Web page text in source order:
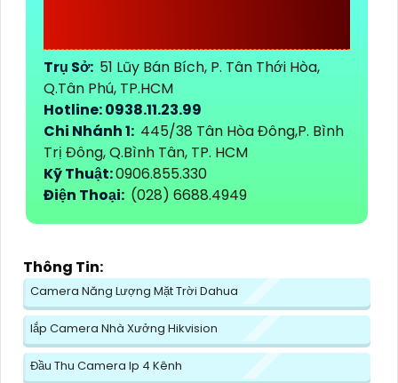
Trụ Sở: 51 Lũy Bán Bích, P. Tân Thới Hòa,
Q.Tân Phú, TP.HCM
Hotline: 0938.11.23.99
Chi Nhánh 1: 445/38 Tân Hòa Đông,P. Bình
Trị Đông, Q.Bình Tân, TP. HCM
Kỹ Thuật:0906.855.330
Điện Thoại: (028) 6688.4949
Thông Tin:
Camera Năng Lượng Mặt Trời Dahua
lắp Camera Nhà Xưởng Hikvision
Đầu Thu Camera Ip 4 Kênh